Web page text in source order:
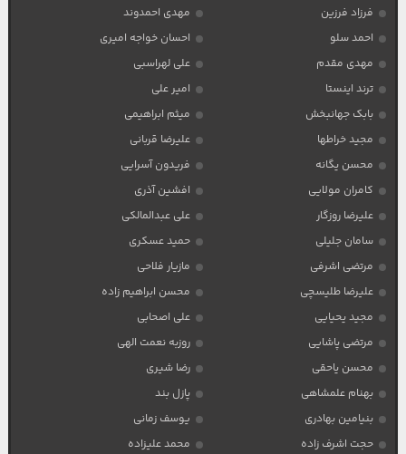
فرزاد فرزین
مهدی احمدوند
احمد سلو
احسان خواجه امیری
مهدی مقدم
علی لهراسبی
ترند اینستا
امیر علی
بابک جهانبخش
میثم ابراهیمی
مجید خراطها
علیرضا قربانی
محسن یگانه
فریدون آسرایی
کامران مولایی
افشین آذری
علیرضا روزگار
علی عبدالمالکی
سامان جلیلی
حمید عسکری
مرتضی اشرفی
مازیار فلاحی
علیرضا طلیسچی
محسن ابراهیم زاده
مجید یحیایی
علی اصحابی
مرتضی پاشایی
روزبه نعمت الهی
محسن یاحقی
رضا شیری
بهنام علمشاهی
پازل بند
بنیامین بهادری
یوسف زمانی
حجت اشرف زاده
محمد علیزاده